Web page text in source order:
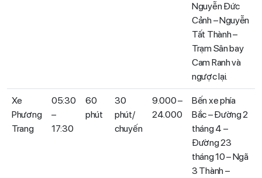
Nguyễn Đức
Cảnh – Nguyễn
Tất Thành –
Trạm Sân bay
Cam Ranh và
ngược lại.
Xe
Phương
Trang
05:30
–
17:30
60
phút
30
phút/
chuyến
9.000 –
24.000
Bến xe phía
Bắc – Đường 2
tháng 4 –
Đường 23
tháng 10 – Ngã
3 Thành –